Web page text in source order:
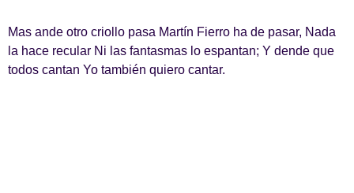
Mas ande otro criollo pasa Martín Fierro ha de pasar, Nada
la hace recular Ni las fantasmas lo espantan; Y dende que
todos cantan Yo también quiero cantar.